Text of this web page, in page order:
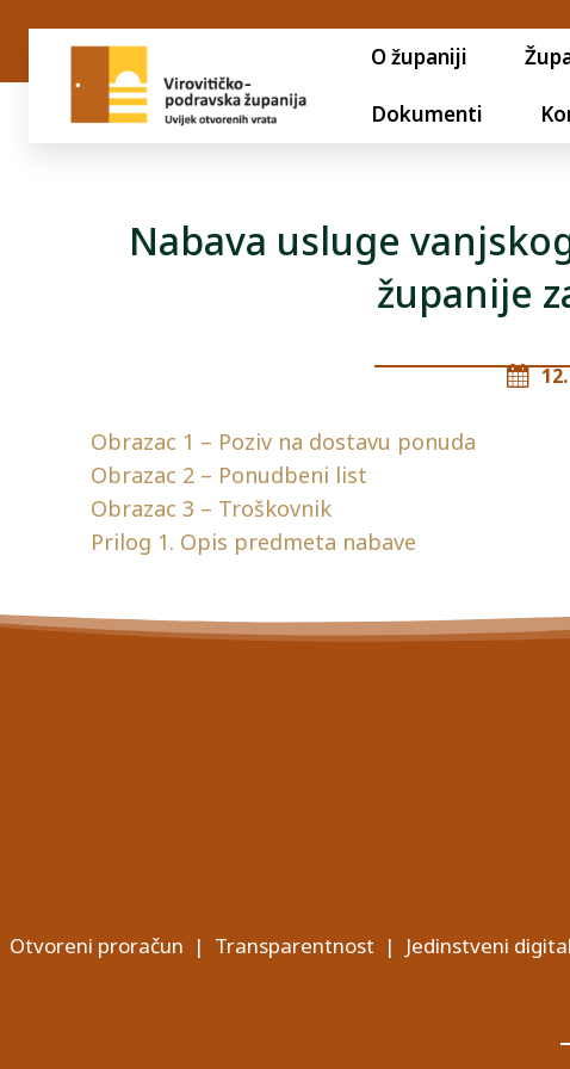
O županiji
Dokumenti
Nabava usluge
županije
Obrazac 1 – Poziv na dostavu ponuda
Obrazac 2 – Ponudbeni list
Obrazac 3 – Troškovnik
Prilog 1. Opis predmeta nabave
Otvoreni proračun | Transparentnost | Jedinstveni